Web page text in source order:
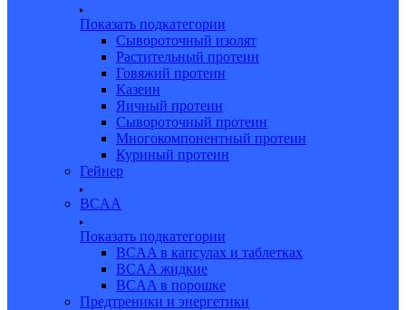
Показать подкатегории
Сывороточный изолят
Растительный протеин
Говяжий протеин
Казеин
Яичный протеин
Сывороточный протеин
Многокомпонентный протеин
Куриный протеин
Гейнер
BCAA
Показать подкатегории
BCAA в капсулах и таблетках
BCAA жидкие
BCAA в порошке
Предтреники и энергетики